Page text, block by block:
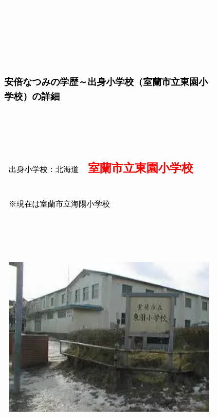
安倍なつみの学歴～出身小学校（室蘭市立東園小
学校）の詳細
出身小学校：北海道 室蘭市立東園小学校
※現在は室蘭市立海陽小学校